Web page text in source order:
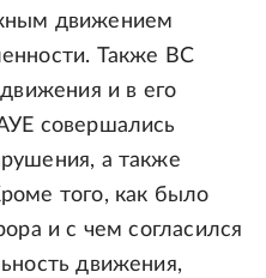
движением
Также ВС
и в его
совершались
а также
того, как было
и с чем согласился
движения,